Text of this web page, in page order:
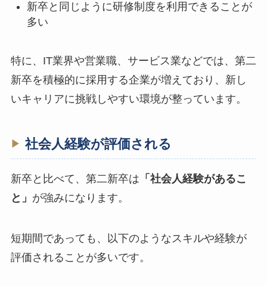
新卒と同じように研修制度を利用できることが
多い
特に、IT業界や営業職、サービス業などでは、第二
新卒を積極的に採用する企業が増えており、新し
いキャリアに挑戦しやすい環境が整っています。
社会人経験が評価される
新卒と比べて、第二新卒は 「社会人経験があるこ
と」 が強みになります。
短期間であっても、以下のようなスキルや経験が
評価されることが多いです。